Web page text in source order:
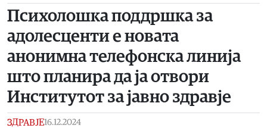
Психолошка поддршка за
адолесценти е новата
анонимна телефонска линија
што планира да ја отвори
Институтот за јавно здравје
ЗДРАВЈЕ16.12.2024